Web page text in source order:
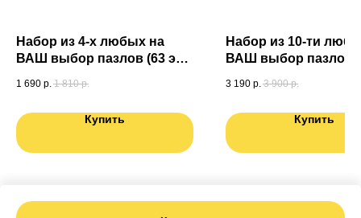
Набор из 4-х любых на
ВАШ выбор пазлов (63 эл.)
1 690 р. 1 810 р.
Купить
Набор из 10-ти
ВАШ выбор пазлов
3 190 р. 3 900 р.
Купить